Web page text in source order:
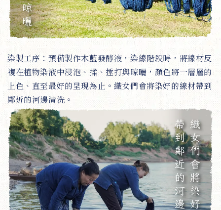
染製工序：預備製作木藍發酵液，染線階段時，將線材反
複在植物染液中浸泡、揉、捶打與晾曬，顏色將一層層的
上色、直至最好的呈現為止。織女們會將染好的線材帶到
鄰近的河邊清洗。